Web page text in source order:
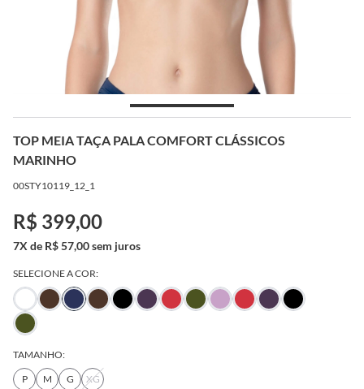
TOP MEIA TAÇA PALA COMFORT CLÁSSICOS
MARINHO
00STY10119_12_1
R$ 399,00
7X de R$ 57,00 sem juros
SELECIONE A COR:
TAMANHO:
P
M G XG